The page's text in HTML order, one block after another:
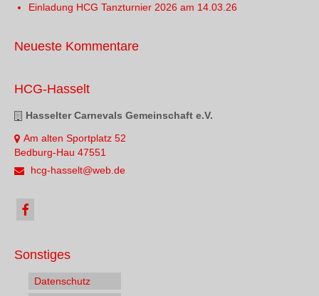
Einladung HCG Tanzturnier 2026 am 14.03.26
Neueste Kommentare
HCG-Hasselt
Hasselter Carnevals Gemeinschaft e.V.
Am alten Sportplatz 52
Bedburg-Hau 47551
hcg-hasselt@web.de
Sonstiges
Datenschutz